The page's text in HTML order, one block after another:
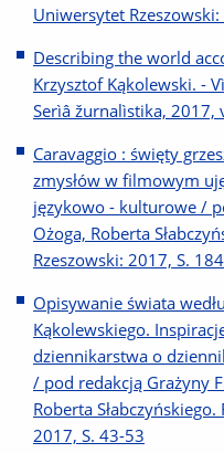
Uniwersytet
Describing the world
Krzysztof Kąkolewski. -
Serìâ žurnalìstika, 2017,
Caravaggio : święty
zmysłów w filmowym
językowo - kulturowe /
Ożoga, Roberta
Rzeszowski: 2017, S.
Opisywanie świata
Kąkolewskiego.
dziennikarstwa o
/ pod redakcją Grażyny
Roberta
2017, S. 43-53